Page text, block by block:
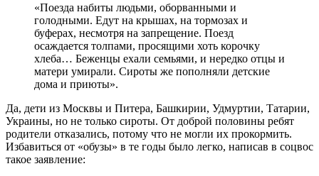
«Поезда набиты людьми, оборванными и
голодными. Едут на крышах, на тормозах и
буферах, несмотря на запрещение. Поезд
осаждается толпами, просящими хоть корочку
хлеба… Беженцы ехали семьями, и нередко отцы и
матери умирали. Сироты же пополняли детские
дома и приюты».
Да, дети из Москвы и Питера, Башкирии, Удмуртии, Татарии,
Украины, но не только сироты. От доброй половины ребят
родители отказались, потому что не могли их прокормить.
Избавиться от «обузы» в те годы было легко, написав в соцвос
такое заявление: